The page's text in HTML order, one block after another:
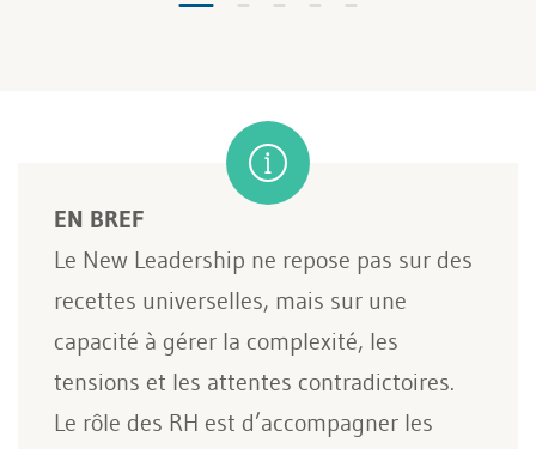
EN BREF
Le New Leadership ne repose pas sur des
recettes universelles, mais sur une
capacité à gérer la complexité, les
tensions et les attentes contradictoires.
Le rôle des RH est d’accompagner les